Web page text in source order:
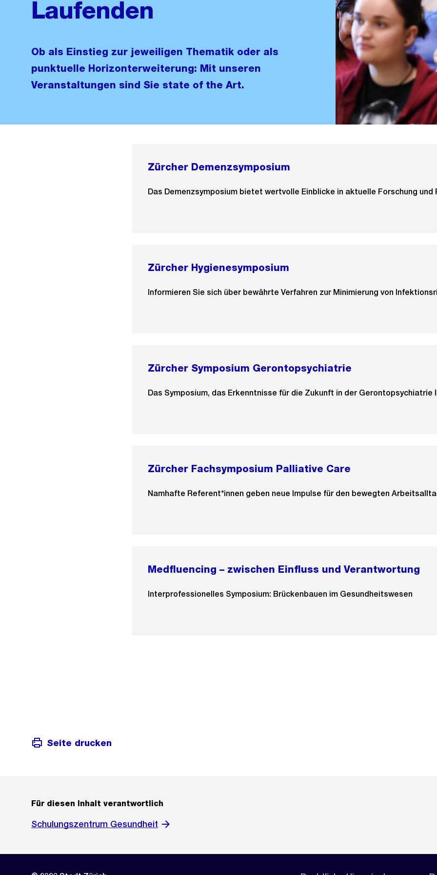
Laufenden
Ob als Einstieg zur jeweiligen Thematik oder als
punktuelle Horizonterweiterung: Mit unseren
Veranstaltungen sind Sie state of the Art.
Zürcher Demenzsymposium
Das Demenzsymposium bietet wertvolle Einblicke in aktuelle Forschung und
Zürcher Hygienesymposium
Informieren Sie sich über bewährte Verfahren zur Minimierung von
Zürcher Symposium Gerontopsychiatrie
Das Symposium, das Erkenntnisse für die Zukunft in der Gerontopsychiatrie
Zürcher Fachsymposium Palliative Care
Namhafte Referent*innen geben neue Impulse für den bewegten
Medfluencing – zwischen Einfluss und Verantwortung
Interprofessionelles Symposium: Brückenbauen im Gesundheitswesen
Seite drucken
Für diesen Inhalt verantwortlich
Schulungszentrum Gesundheit